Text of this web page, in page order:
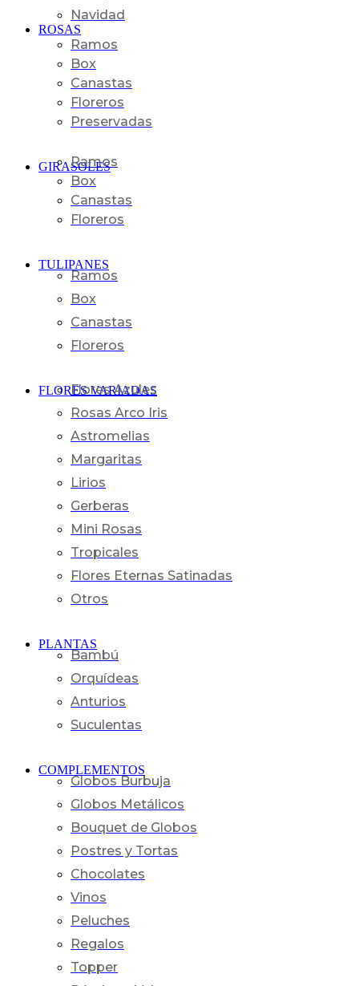
Navidad
ROSAS
Ramos
Box
Canastas
Floreros
Preservadas
GIRASOLES
Ramos
Box
Canastas
Floreros
TULIPANES
Ramos
Box
Canastas
Floreros
FLORES VARIADAS
Flores Azules
Rosas Arco Iris
Astromelias
Margaritas
Lirios
Gerberas
Mini Rosas
Tropicales
Flores Eternas Satinadas
Otros
PLANTAS
Bambú
Orquídeas
Anturios
Suculentas
COMPLEMENTOS
Globos Burbuja
Globos Metálicos
Bouquet de Globos
Postres y Tortas
Chocolates
Vinos
Peluches
Regalos
Topper